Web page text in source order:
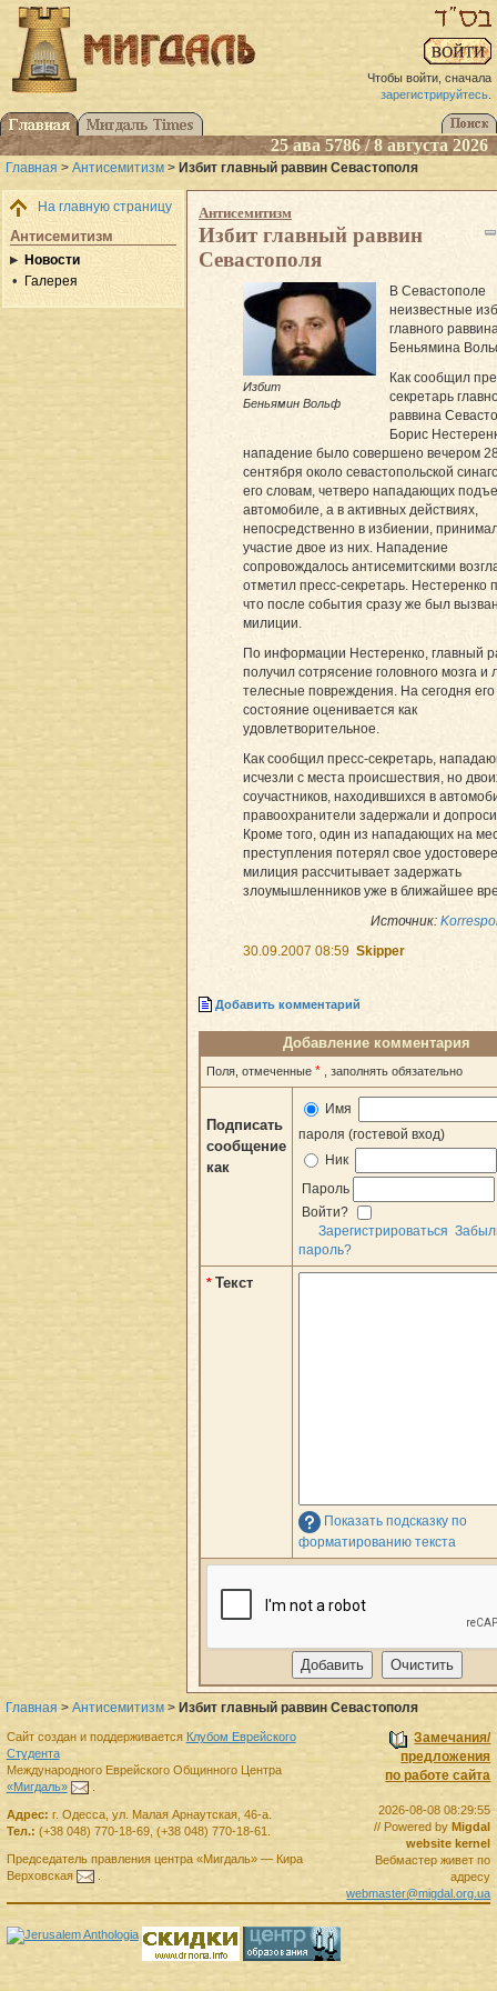
Чтобы войти, сначала
зарегистрируйтесь.
25 ава 5786 / 8 августа 2026
Главная > Антисемитизм > Избит главный раввин Севастополя
На главную страницу
Антисемитизм
Новости
Галерея
Антисемитизм
Избит главный раввин
Севастополя
Избит
Беньямин Вольф
В Севастополе
неизвестные
главного
Беньямина
Как сообщил
секретарь
раввина
Борис
нападение было совершено вечером
сентября около севастопольской
его словам, четверо нападающих
автомобиле, а в активных действиях,
непосредственно в избиении,
участие двое из них. Нападение
сопровождалось антисемитскими
отметил пресс-секретарь. Нестеренко
что после события сразу же был
милиции.
По информации Нестеренко, главный
получил сотрясение головного мозга и
телесные повреждения. На сегодня его
состояние оценивается как
удовлетворительное.
Как сообщил пресс-секретарь,
исчезли с места происшествия, но
соучастников, находившихся в
правоохранители задержали и
Кроме того, один из нападающих на
преступления потерял свое
милиция рассчитывает задержать
злоумышленников уже в ближайшее
Источник:
30.09.2007 08:59 Skipper
Добавить комментарий
Добавление комментария
Поля, отмеченные * , заполнять обязательно
Подписать
сообщение
как
Имя
пароля (гостевой вход)
Ник
Пароль
Войти?
Зарегистрироваться
пароль?
* Текст
Показать подсказку по
форматированию текста
Главная > Антисемитизм > Избит главный раввин Севастополя
Замечания/
предложения
по работе сайта
2026-08-08 08:29:55
// Powered byMigdal
website kernel
Вебмастер живет по
адресу
webmaster@migdal.org.ua
Сайт создан и поддерживается Клубом Еврейского
Студента
Международного Еврейского Общинного Центра
«Мигдаль»
.
Адрес: г. Одесса, ул. Малая Арнаутская, 46-а.
Тел.: (+38 048) 770-18-69, (+38 048) 770-18-61
Председатель правленияцентра «Мигдаль»— Кира
Верховская
.